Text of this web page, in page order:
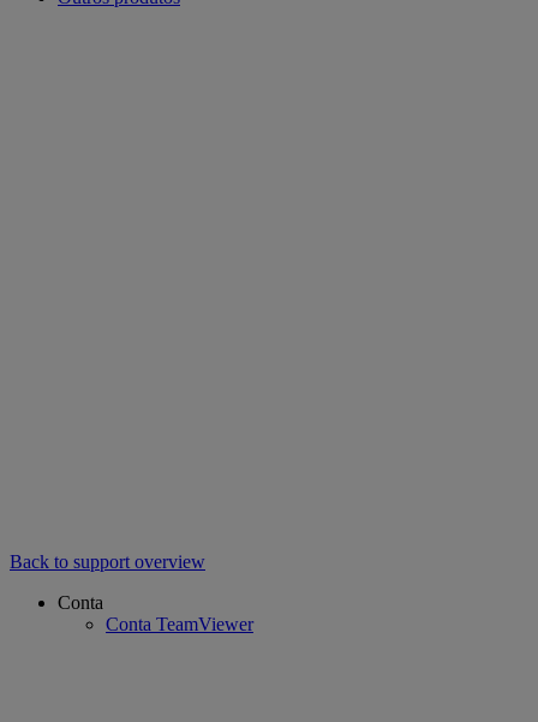
Back to support overview
Conta
Conta TeamViewer